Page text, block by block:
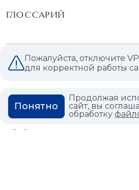
ГЛОССАРИЙ
Политика
Политика использования
Пожалуйста, отключите
для корректной работы
Продолжая
сайт, вы
обработку
Понятно